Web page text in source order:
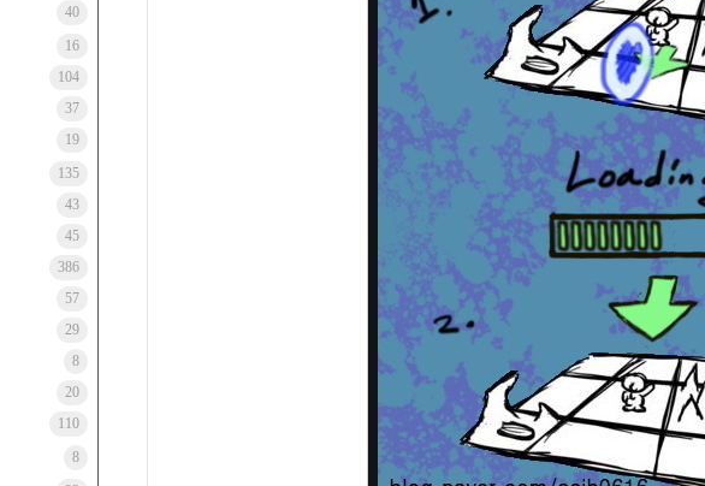
40
16
104
37
19
135
43
45
386
57
29
8
20
110
8